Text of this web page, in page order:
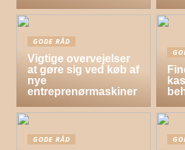
GODE RÅD
Vigtige overvejelser
at gøre sig ved køb af
nye
entreprenørmaskiner
GODE RÅD